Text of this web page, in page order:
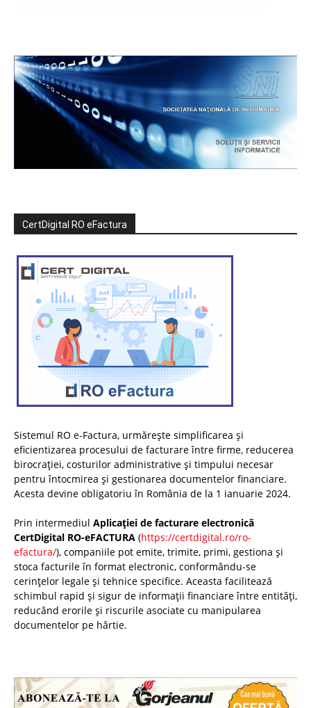
CertDigital RO eFactura
Sistemul RO e-Factura, urmărește simplificarea și
eficientizarea procesului de facturare între firme, reducerea
birocrației, costurilor administrative și timpului necesar
pentru întocmirea și gestionarea documentelor financiare.
Acesta devine obligatoriu în România de la 1 ianuarie 2024.
Prin intermediul Aplicației de facturare electronică
CertDigital RO-eFACTURA (https://certdigital.ro/ro-
efactura/), companiile pot emite, trimite, primi, gestiona și
stoca facturile în format electronic, conformându-se
cerințelor legale și tehnice specifice. Aceasta facilitează
schimbul rapid și sigur de informații financiare între entități,
reducând erorile și riscurile asociate cu manipularea
documentelor pe hârtie.